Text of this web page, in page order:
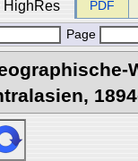
HighRes PDF
Page